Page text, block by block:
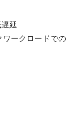
延
ワークロードでの